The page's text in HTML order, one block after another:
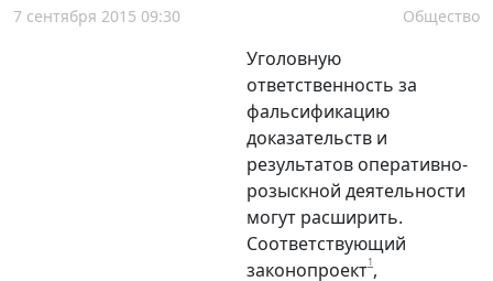
7 сентября 2015 09:30 Общество
Уголовную
ответственность за
фальсификацию
доказательств и
результатов оперативно-
розыскной деятельности
могут расширить.
Соответствующий
законопроект1,